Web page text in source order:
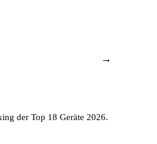
→
der Top 18 Geräte 2026.